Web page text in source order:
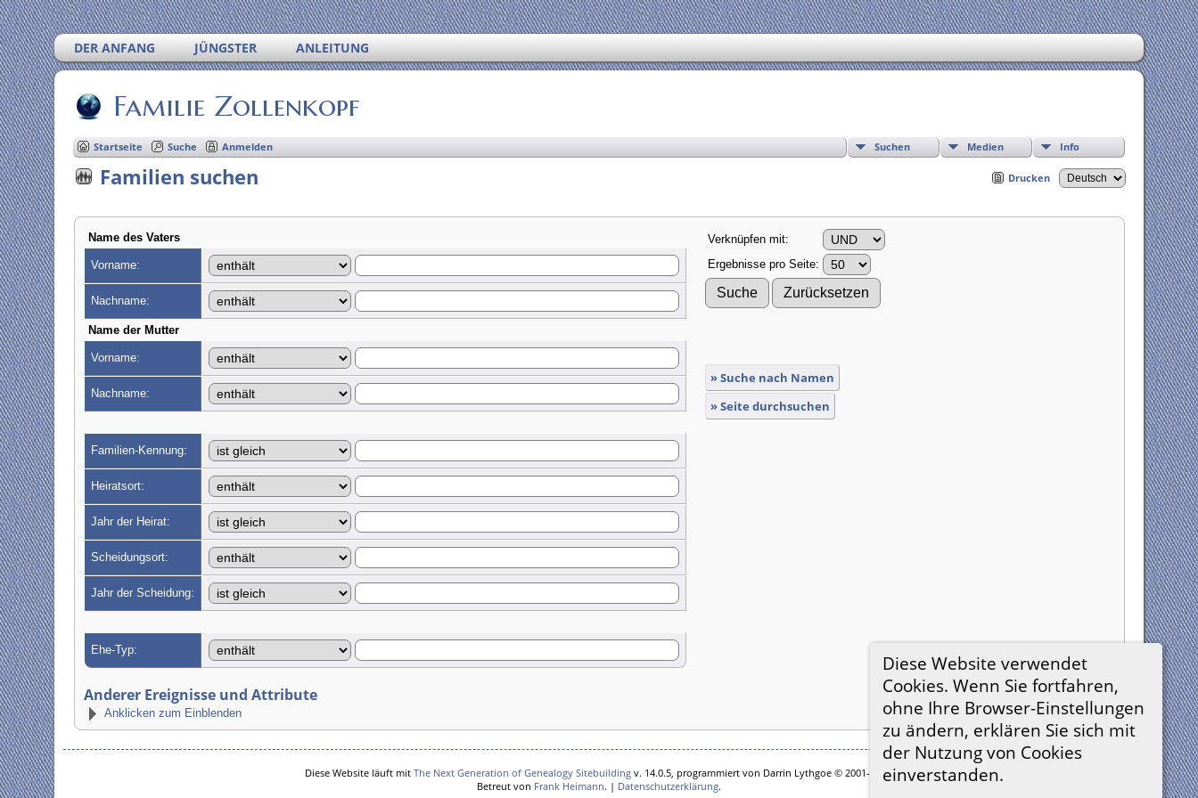
DER ANFANG JÜNGSTER ANLEITUNG
Familie Zollenkopf
Suchen Medien Info
Startseite Suche Anmelden
Drucken
Diese Website verwendet
Cookies. Wenn Sie fortfahren,
ohne Ihre Browser-Einstellungen
zu ändern, erklären Sie sich mit
der Nutzung von Cookies
einverstanden.
Familien suchen
Name des Vaters
Vorname:
Nachname:
Name der Mutter
Vorname:
Nachname:
Familien-Kennung:
Heiratsort:
Jahr der Heirat:
Scheidungsort:
Jahr der Scheidung:
Ehe-Typ:
Anderer Ereignisse und Attribute
Anklicken zum Einblenden
Verknüpfen mit:
Ergebnisse pro Seite:
» Suche nach Namen
» Seite durchsuchen
Diese Website läuft mit The Next Generation of Genealogy Sitebuildingv. 14.0.5, programmiert von Darrin Lythgoe © 2001-2026.
Betreut von Frank Heimann. | Datenschutzerklärung.